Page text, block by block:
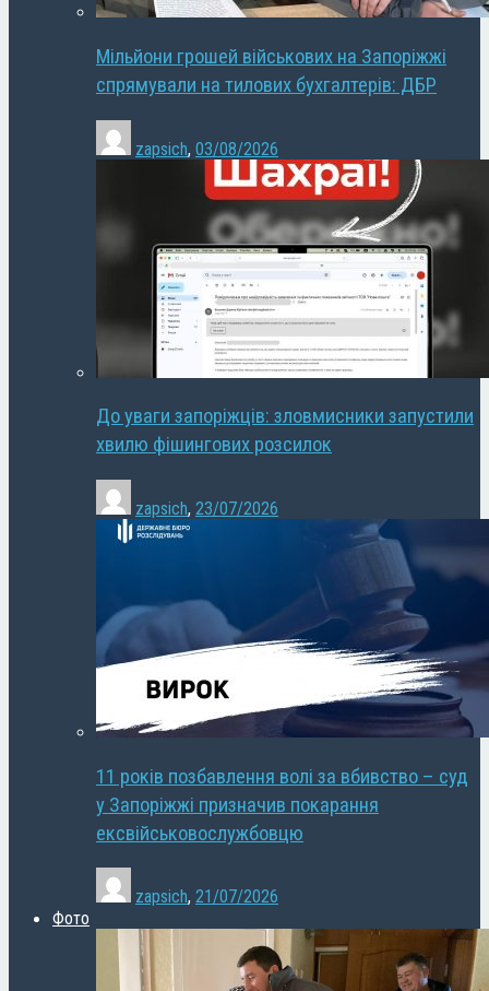
Мільйони грошей військових на Запоріжжі
спрямували на тилових бухгалтерів: ДБР
zapsich, 03/08/2026
До уваги запоріжців: зловмисники запустили
хвилю фішингових розсилок
zapsich, 23/07/2026
11 років позбавлення волі за вбивство – суд
у Запоріжжі призначив покарання
ексвійськовослужбовцю
zapsich, 21/07/2026
Фото